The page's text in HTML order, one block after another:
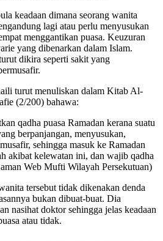
keadaan dimana seorang wanita
lagi atau perlu menyusukan
menggantikan puasa. Keuzuran
yang dibenarkan dalam Islam.
dikira seperti sakit yang
turut menuliskan dalam Kitab Al-
(2/200) bahawa:
qadha puasa Ramadan kerana suatu
berpanjangan, menyusukan,
sehingga masuk ke Ramadan
akibat kelewatan ini, dan wajib qadha
Web Mufti Wilayah Persekutuan)
tersebut tidak dikenakan denda
bukan dibuat-buat. Dia
nasihat doktor sehingga jelas keadaan
atau tidak.